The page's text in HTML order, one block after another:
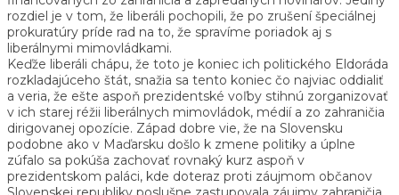
rozdiel je v tom, že liberáli pochopili, že po zrušení špeciálnej
prokuratúry príde rad na to, že spravíme poriadok aj s
liberálnymi mimovládkami.
Keďže liberáli chápu, že toto je koniec ich politického Eldoráda
rozkladajúceho štát, snažia sa tento koniec čo najviac oddialiť
a veria, že ešte aspoň prezidentské voľby stihnú zorganizovať
v ich starej réžii liberálnych mimovládok, médií a zo zahraničia
dirigovanej opozície. Západ dobre vie, že na Slovensku
podobne ako v Maďarsku došlo k zmene politiky a úplne
zúfalo sa pokúša zachovať rovnaký kurz aspoň v
prezidentskom paláci, kde doteraz proti záujmom občanov